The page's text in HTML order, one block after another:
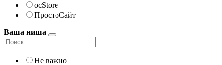
ocStore
ПростоСайт
Ваша ниша
Не важно